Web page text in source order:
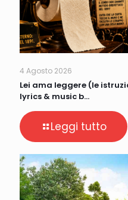
4 Agosto 2026
Lei ama leggere (le
lyrics & music b…
Leggi tutto